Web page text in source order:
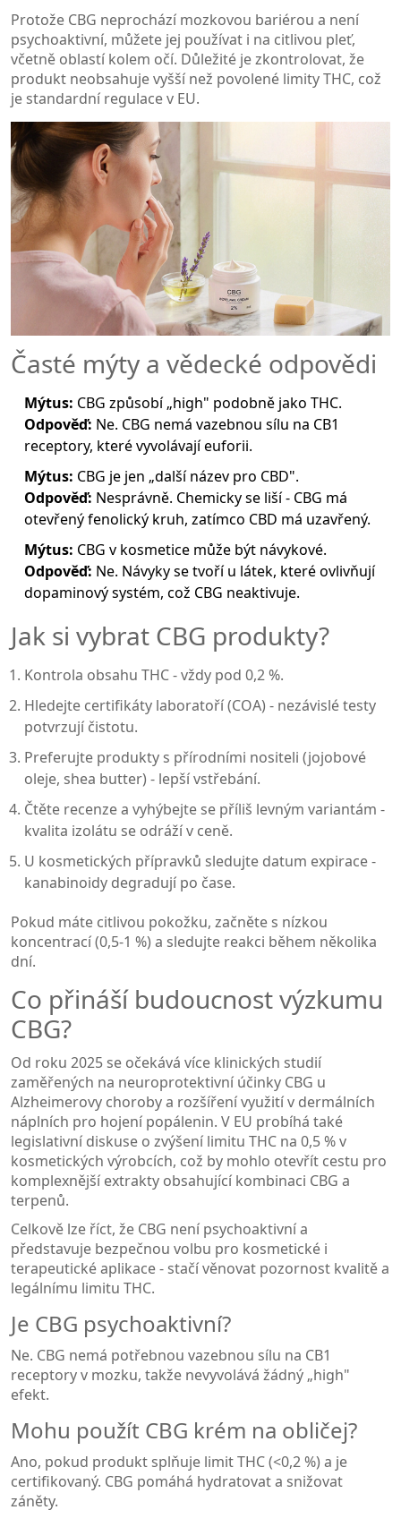
Protože CBG neprochází mozkovou bariérou a není
psychoaktivní, můžete jej používat i na citlivou pleť,
včetně oblastí kolem očí. Důležité je zkontrolovat, že
produkt neobsahuje vyšší než povolené limity THC, což
je standardní regulace v EU.
Časté mýty a vědecké odpovědi
Mýtus: CBG způsobí „high" podobně jako THC.
Odpověď: Ne. CBG nemá vazebnou sílu na CB1
receptory, které vyvolávají euforii.
Mýtus: CBG je jen „další název pro CBD".
Odpověď: Nesprávně. Chemicky se liší - CBG má
otevřený fenolický kruh, zatímco CBD má uzavřený.
Mýtus: CBG v kosmetice může být návykové.
Odpověď: Ne. Návyky se tvoří u látek, které ovlivňují
dopaminový systém, což CBG neaktivuje.
Jak si vybrat CBG produkty?
Kontrola obsahu THC - vždy pod 0,2 %.
Hledejte certifikáty laboratoří (COA) - nezávislé testy
potvrzují čistotu.
Preferujte produkty s přírodními nositeli (jojobové
oleje, shea butter) - lepší vstřebání.
Čtěte recenze a vyhýbejte se příliš levným variantám -
kvalita izolátu se odráží v ceně.
U kosmetických přípravků sledujte datum expirace -
kanabinoidy degradují po čase.
Pokud máte citlivou pokožku, začněte s nízkou
koncentrací (0,5-1 %) a sledujte reakci během několika
dní.
Co přináší budoucnost výzkumu
CBG?
Od roku 2025 se očekává více klinických studií
zaměřených na neuroprotektivní účinky CBG u
Alzheimerovy choroby a rozšíření využití v dermálních
náplních pro hojení popálenin. V EU probíhá také
legislativní diskuse o zvýšení limitu THC na 0,5 % v
kosmetických výrobcích, což by mohlo otevřít cestu pro
komplexnější extrakty obsahující kombinaci CBG a
terpenů.
Celkově lze říct, že CBG není psychoaktivní a
představuje bezpečnou volbu pro kosmetické i
terapeutické aplikace - stačí věnovat pozornost kvalitě a
legálnímu limitu THC.
Je CBG psychoaktivní?
Ne. CBG nemá potřebnou vazebnou sílu na CB1
receptory v mozku, takže nevyvolává žádný „high"
efekt.
Mohu použít CBG krém na obličej?
Ano, pokud produkt splňuje limit THC (<0,2 %) a je
certifikovaný. CBG pomáhá hydratovat a snižovat
záněty.